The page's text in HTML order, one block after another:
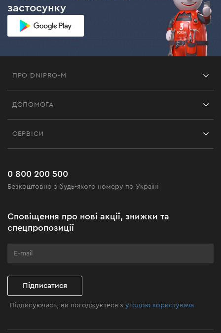
застосунку
ПРО DNIPRO-M
Чорна п'ятниця
Клуб майстерності
ДОПОМОГА
Поширені запитання
СЕРВІСИ
0 800 200 500
Безкоштовно з будь-якого номеру по Україні
Сповіщення про нові акції, знижки та
спецпропозиції
Підписатися
Підписуючись, ви погоджуєтеся зугодою користувача